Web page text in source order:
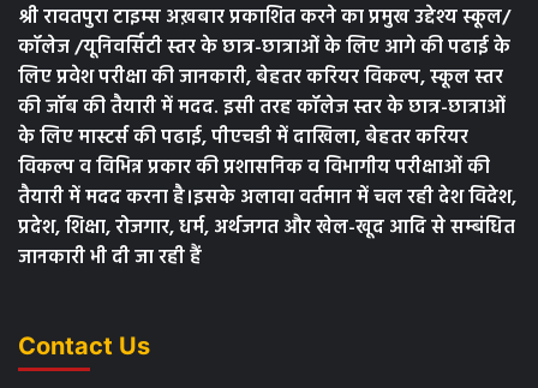
श्री रावतपुरा टाइम्स अख़बार प्रकाशित करने का प्रमुख उद्देश्य स्कूल/
कॉलेज /यूनिवर्सिटी स्तर के छात्र-छात्राओं के लिए आगे की पढाई के
लिए प्रवेश परीक्षा की जानकारी, बेहतर करियर विकल्प, स्कूल स्तर
की जॉब की तैयारी में मदद. इसी तरह कॉलेज स्तर के छात्र-छात्राओं
के लिए मास्टर्स की पढाई, पीएचडी में दाखिला, बेहतर करियर
विकल्प व विभिन्न प्रकार की प्रशासनिक व विभागीय परीक्षाओं की
तैयारी में मदद करना है।इसके अलावा वर्तमान में चल रही देश विदेश,
प्रदेश, शिक्षा, रोजगार, धर्म, अर्थजगत और खेल-खूद आदि से सम्बंधित
जानकारी भी दी जा रही हैं
Contact Us